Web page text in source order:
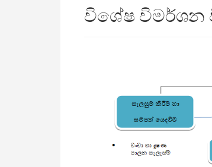
විශේෂ විමර්ශන